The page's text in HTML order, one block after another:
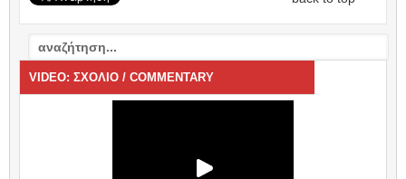
VIDEO: ΣΧΟΛΙΟ / COMMENTARY